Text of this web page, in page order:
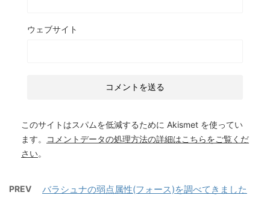
ウェブサイト
このサイトはスパムを低減するために Akismet を使ってい
ます。
コメントデータの処理方法の詳細はこちらをご覧くだ
さい。
PREV バラシュナの弱点属性(フォース)を調べてきました